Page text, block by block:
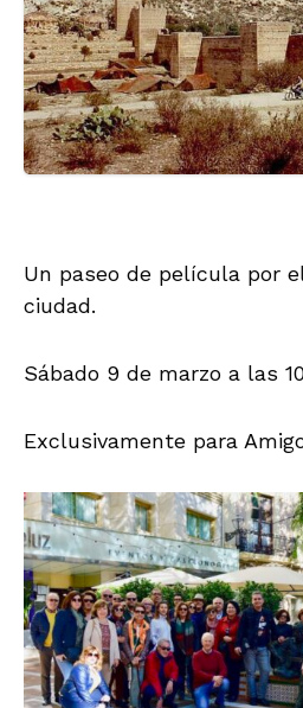
Un paseo de película por
ciudad.
Sábado 9 de marzo a las
Exclusivamente para